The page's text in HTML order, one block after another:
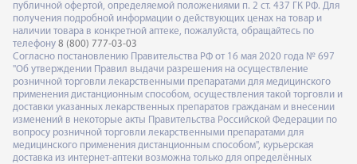
публичной офертой, определяемой положениями п. 2 ст. 437 ГК РФ. Для
получения подробной информации о действующих ценах на товар и
наличии товара в конкретной аптеке, пожалуйста, обращайтесь по
телефону 8 (800) 777-03-03
Согласно постановлению Правительства РФ от 16 мая 2020 года № 697
"Об утверждении Правил выдачи разрешения на осуществление
розничной торговли лекарственными препаратами для медицинского
применения дистанционным способом, осуществления такой торговли и
доставки указанных лекарственных препаратов гражданам и внесении
изменений в некоторые акты Правительства Российской Федерации по
вопросу розничной торговли лекарственными препаратами для
медицинского применения дистанционным способом", курьерская
доставка из интернет-аптеки возможна только для определённых